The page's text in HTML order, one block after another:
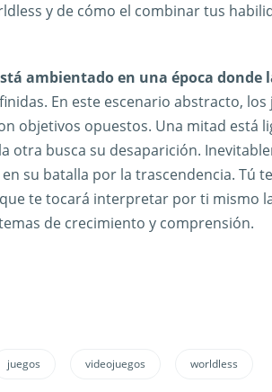
y de cómo el combinar tus
ambientado en una época donde
En este escenario abstracto,
objetivos opuestos. Una mitad está
otra busca su desaparición.
su batalla por la trascendencia. Tú
te tocará interpretar por ti mismo
de crecimiento y comprensión.
juegos videojuegos worldless